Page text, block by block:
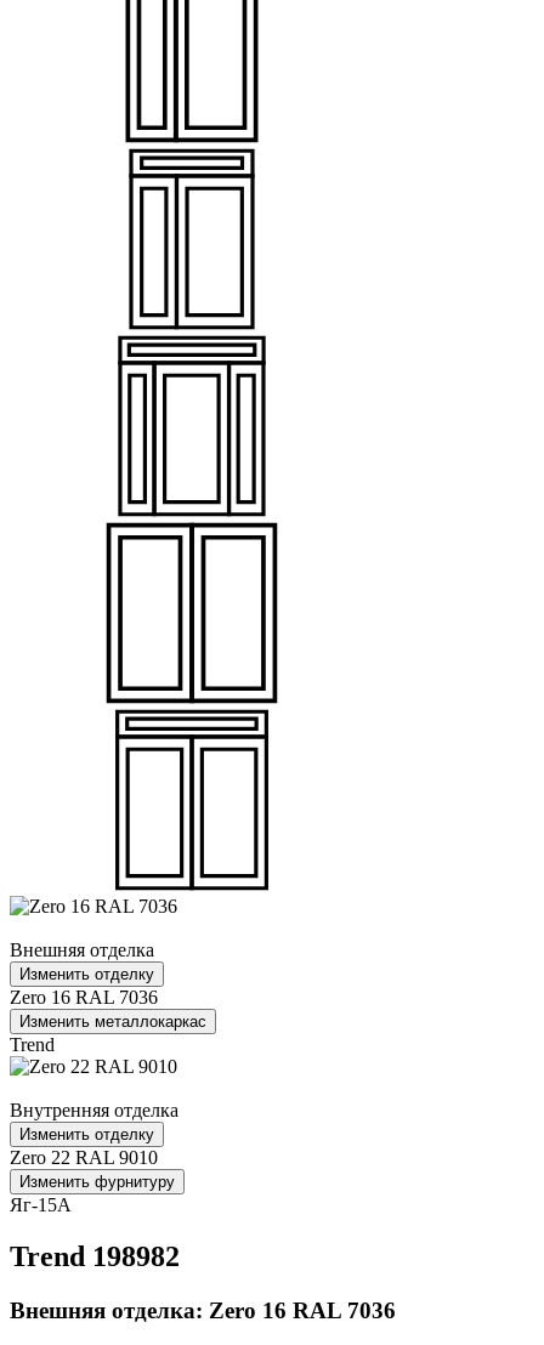
Внешняя отделка
Изменить отделку
Zero 16 RAL 7036
Изменить металлокаркас
Trend
Внутренняя отделка
Изменить отделку
Zero 22 RAL 9010
Изменить фурнитуру
Яг-15А
Trend 198982
Внешняя отделка: Zero 16 RAL 7036